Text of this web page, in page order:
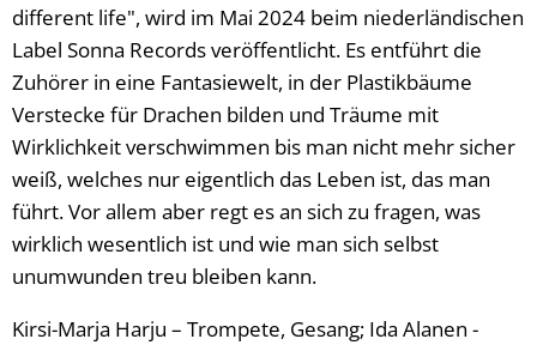
different life", wird im Mai 2024 beim niederländischen
Label Sonna Records veröffentlicht. Es entführt die
Zuhörer in eine Fantasiewelt, in der Plastikbäume
Verstecke für Drachen bilden und Träume mit
Wirklichkeit verschwimmen bis man nicht mehr sicher
weiß, welches nur eigentlich das Leben ist, das man
führt. Vor allem aber regt es an sich zu fragen, was
wirklich wesentlich ist und wie man sich selbst
unumwunden treu bleiben kann.
Kirsi-Marja Harju – Trompete, Gesang; Ida Alanen -